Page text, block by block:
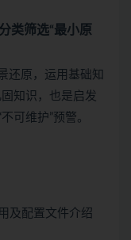
类筛选“最小原
还原，运用基础知
知识，也是启发
可维护”预警。
及配置文件介绍